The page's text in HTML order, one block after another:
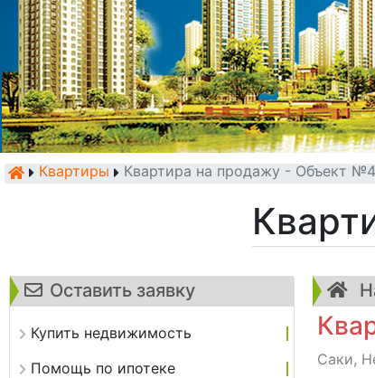
Квартиры Квартира на продажу - Объект
Оставить заявку
Купить недвижимость
Помощь по ипотеке
Саки,